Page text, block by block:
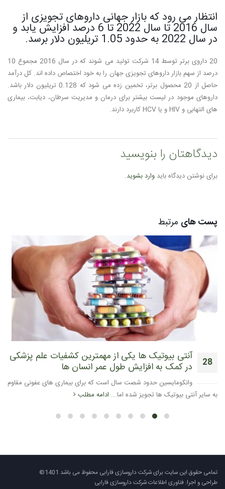
انتظار می رود که بازار جهانی داروهای تجویزی از
سال 2016 تا سال 2022 تا 6 درصد افزایش یابد و
در سال 2022 به حدود 1.05 تریلیون دلار برسد.
20 داروی برتر توسط 14 شرکت تولید می شوند که در سال 2016 مجموع 10
درصد از سهم بازار داروهای تجویزی جهان را به خود اختصاص داده اند. کل درآمد
حاصل از 20 محصول برتر، تخمین زده می شود که 0.128 تریلیون دلار باشد.
داروهای موجود در لیست بیشتر برای درمان و مدیریت سرطان، دیابت، بیماری
های التهابی و HIV و یا HCV کاربرد دارند.
دیدگاهتان را بنویسید
برای نوشتن دیدگاه باید وارد بشوید.
پست های مرتبط
28 آنتی بیوتیک ها یکی از مهمترین کشفیات علم پزشکی
در کمک به افزایش طول عمر انسان ها
وانکومایسین حدود شصت سال است که برای بیماری های عفونی مقاوم
به سایر آنتی بیوتیک ها تجویز شده اما... ادامه مطلب
تمامی حقوق این سایت برای شرکت داروسازی فارابی محفوظ می باشد 1401©
طراحی و اجرا: فناوری اطلاعات شرکت داروسازی فارابی